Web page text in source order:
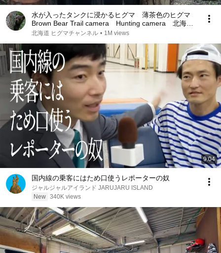
水が入ったタンクに浸かるヒグマ 薄茶色のヒグマ
Brown Bear Trail camera Hunting camera 北海道
ヒグマチャンネル ヒグマ 羆
北海道 ヒグマチャンネル • 1M views
9:04
国内線の乗客にはため口使うレポーターの奴
ジャルジャルアイランド JARUJARU ISLAND
New 340K views